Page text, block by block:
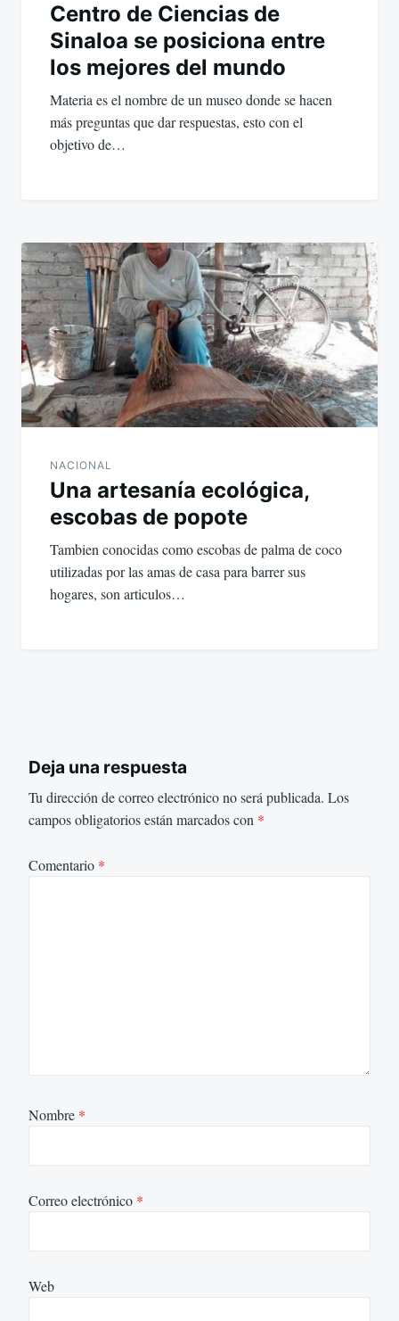
Centro de Ciencias de
Sinaloa se posiciona entre
los mejores del mundo
Materia es el nombre de un museo donde se hacen
más preguntas que dar respuestas, esto con el
objetivo de…
NACIONAL
Una artesanía ecológica,
escobas de popote
Tambien conocidas como escobas de palma de coco
utilizadas por las amas de casa para barrer sus
hogares, son articulos…
Deja una respuesta
Tu dirección de correo electrónico no será publicada. Los
campos obligatorios están marcados con *
Comentario *
Nombre *
Correo electrónico *
Web